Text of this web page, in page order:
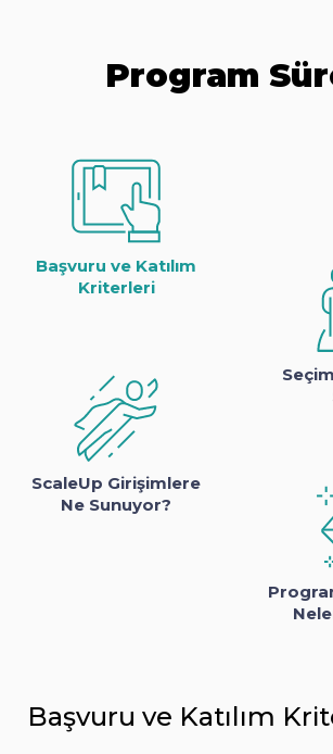
Program
Başvuru ve Katılım
Kriterleri
ScaleUp Girişimlere
Ne Sunuyor?
Başvuru ve Katılım